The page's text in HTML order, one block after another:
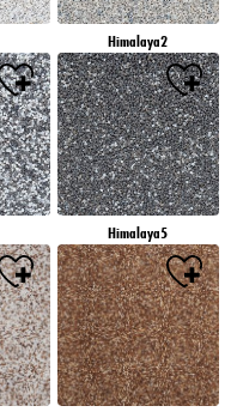
Himalaya2
Himalaya5